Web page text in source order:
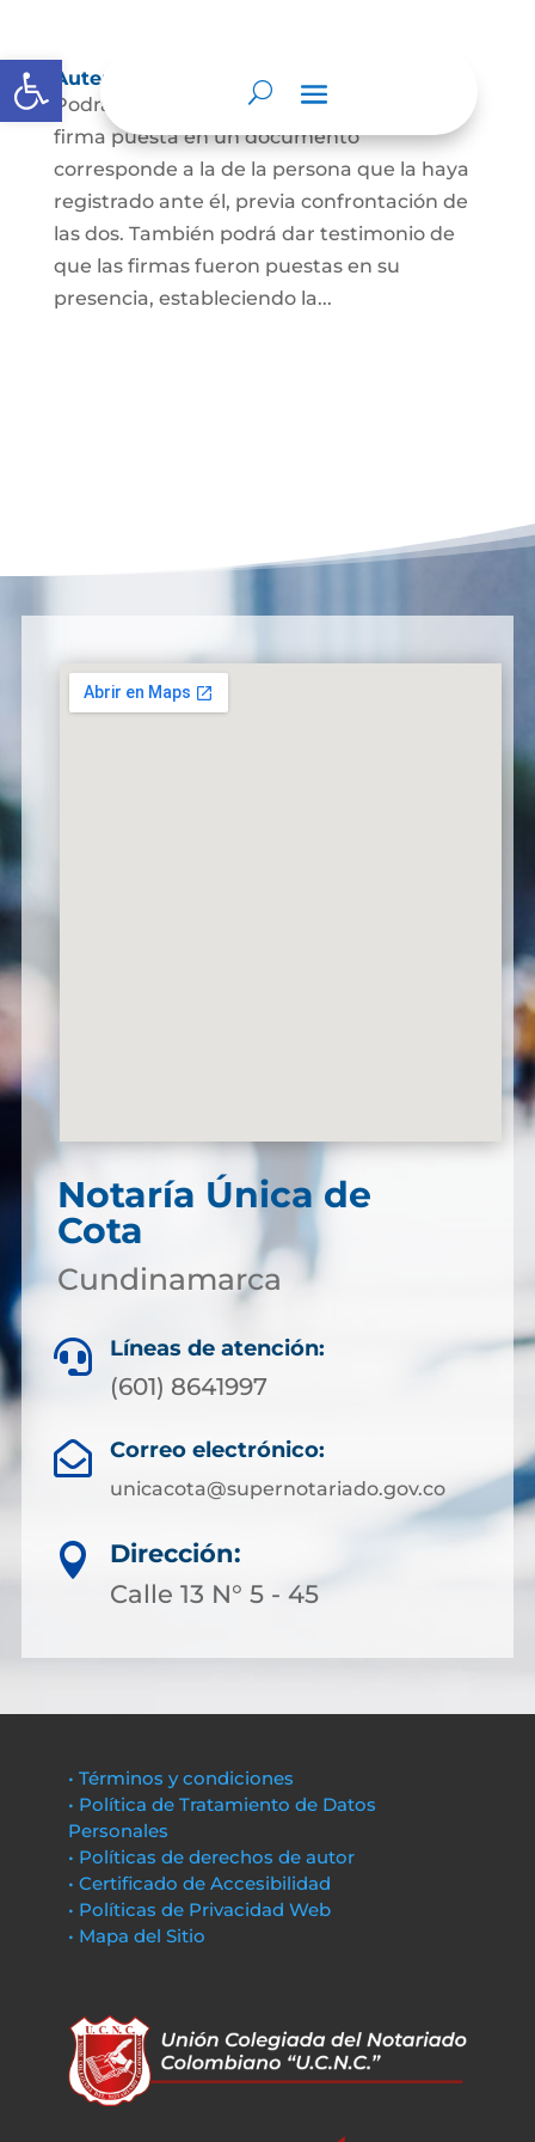
Abrir barra de herramientas
Autenticación de Firma
Podrá dar testimonio escrito de que la
firma puesta en un documento
corresponde a la de la persona que la haya
registrado ante él, previa confrontación de
las dos. También podrá dar testimonio de
que las firmas fueron puestas en su
presencia, estableciendo la...
Notaría Única de
Cota
Cundinamarca
 Líneas de atención:
(601) 8641997
 Correo electrónico:
unicacota@supernotariado.gov.co

Dirección:
Calle 13 N° 5 - 45
• Términos y condiciones
• Política de Tratamiento de Datos
Personales
• Políticas de derechos de autor
• Certificado de Accesibilidad
• Políticas de Privacidad Web
• Mapa del Sitio